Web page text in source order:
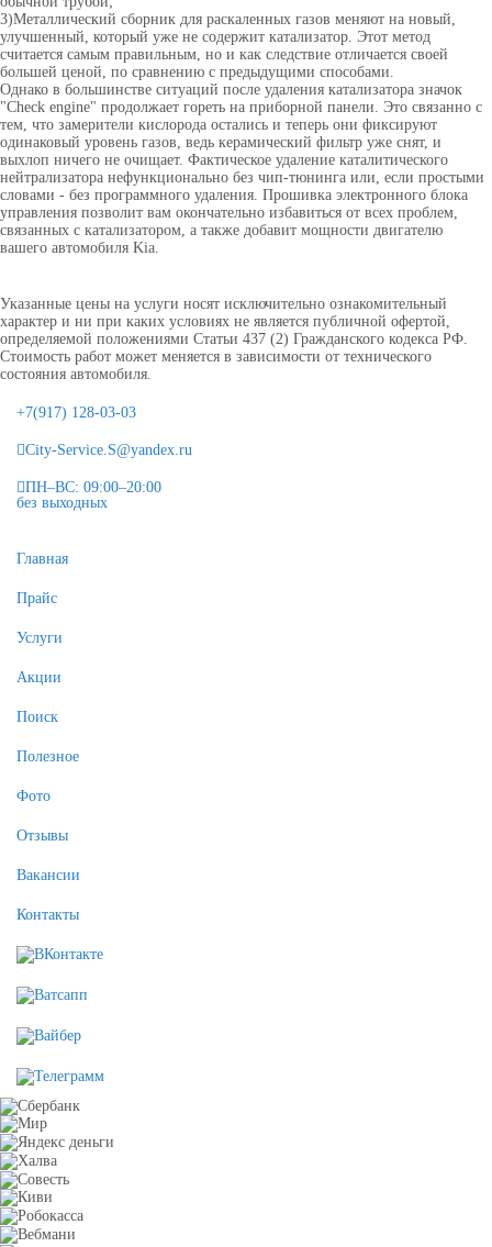
3)Металлический сборник для раскаленных газов меняют на новый,
улучшенный, который уже не содержит катализатор. Этот метод
считается самым правильным, но и как следствие отличается своей
большей ценой, по сравнению с предыдущими способами.
Однако в большинстве ситуаций после удаления катализатора значок
"Check engine" продолжает гореть на приборной панели. Это связанно с
тем, что замерители кислорода остались и теперь они фиксируют
одинаковый уровень газов, ведь керамический фильтр уже снят, и
выхлоп ничего не очищает. Фактическое удаление каталитического
нейтрализатора нефункционально без чип-тюнинга или, если простыми
словами - без программного удаления. Прошивка электронного блока
управления позволит вам окончательно избавиться от всех проблем,
связанных с катализатором, а также добавит мощности двигателю
вашего автомобиля Kia.
Указанные цены на услуги носят исключительно ознакомительный
характер и ни при каких условиях не является публичной офертой,
определяемой положениями Статьи 437 (2) Гражданского кодекса РФ.
Стоимость работ может меняется в зависимости от технического
состояния автомобиля.
+7(917) 128-03-03
City-Service.S@yandex.ru
ПН–ВС: 09:00–20:00
без выходных
Главная
Прайс
Услуги
Акции
Поиск
Полезное
Фото
Отзывы
Вакансии
Контакты